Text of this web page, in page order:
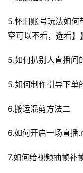
5.怀旧账号玩法如
空可以不看，选看
5.如何扒别人直播间
5.如何制作引导下单
6.搬运混剪方法二
6.如何开启一场直播
7.如何给视频抽帧补